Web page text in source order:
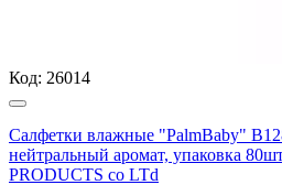
Код: 26014
Салфетки влажные "PalmBaby"
нейтральный аромат, упаковка
PRODUCTS co LTd